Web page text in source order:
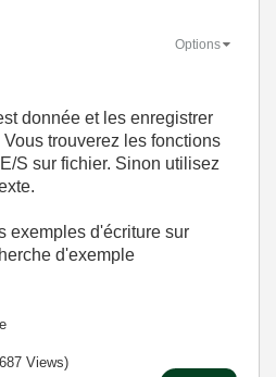
Options
donnée et les enregistrer
trouverez les fonctions
S sur fichier. Sinon utilisez
exemples d'écriture sur
d'exemple
Views)